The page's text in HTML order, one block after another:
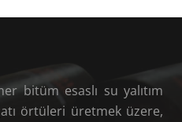
bitüm esaslı su yalıtım
örtüleri üretmek üzere,